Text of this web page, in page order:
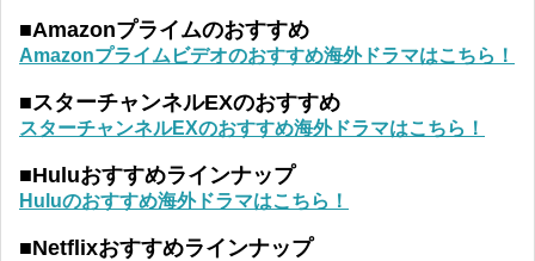
■Amazonプライムのおすすめ
Amazonプライムビデオのおすすめ海外ドラマはこちら！
■スターチャンネルEXのおすすめ
スターチャンネルEXのおすすめ海外ドラマはこちら！
■Huluおすすめラインナップ
Huluのおすすめ海外ドラマはこちら！
■Netflixおすすめラインナップ